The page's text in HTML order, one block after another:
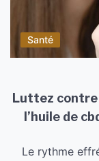
Santé
Luttez contre
l’huile de
Le rythme